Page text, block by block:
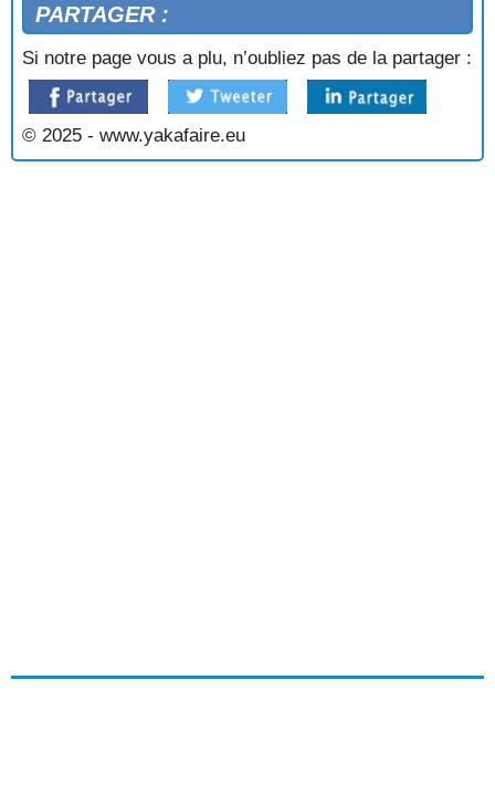
PARTAGER :
Si notre page vous a plu, n’oubliez pas de la partager :
© 2025 - www.yakafaire.eu